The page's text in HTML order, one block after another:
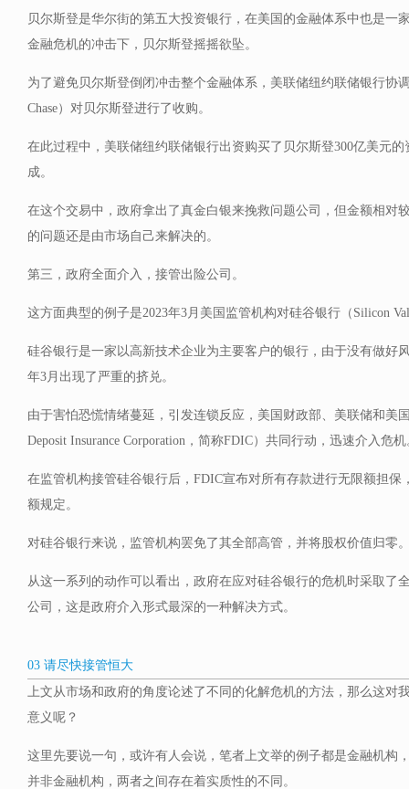
贝尔斯登是华尔街的第五大投资银行，在美国的金融体系中也是一
金融危机的冲击下，贝尔斯登摇摇欲坠。
为了避免贝尔斯登倒闭冲击整个金融体系，美联储纽约联储银行协
Chase）对贝尔斯登进行了收购。
在此过程中，美联储纽约联储银行出资购买了贝尔斯登300亿美元
成。
在这个交易中，政府拿出了真金白银来挽救问题公司，但金额相对
的问题还是由市场自己来解决的。
第三，政府全面介入，接管出险公司。
这方面典型的例子是2023年3月美国监管机构对硅谷银行（Silicon
硅谷银行是一家以高新技术企业为主要客户的银行，由于没有做好
年3月出现了严重的挤兑。
由于害怕恐慌情绪蔓延，引发连锁反应，美国财政部、美联储和美
Deposit Insurance Corporation，简称FDIC）共同行动，迅速介入危机
在监管机构接管硅谷银行后，FDIC宣布对所有存款进行无限额担保
额规定。
对硅谷银行来说，监管机构罢免了其全部高管，并将股权价值归零
从这一系列的动作可以看出，政府在应对硅谷银行的危机时采取了
公司，这是政府介入形式最深的一种解决方式。
03 请尽快接管恒大
上文从市场和政府的角度论述了不同的化解危机的方法，那么这对
意义呢？
这里先要说一句，或许有人会说，笔者上文举的例子都是金融机构
并非金融机构，两者之间存在着实质性的不同。